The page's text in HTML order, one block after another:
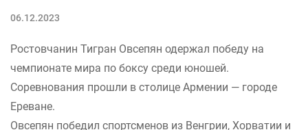
06.12.2023
Ростовчанин Тигран Овсепян одержал победу на
чемпионате мира по боксу среди юношей.
Соревнования прошли в столице Армении — городе
Ереване.
Овсепян победил спортсменов из Венгрии, Хорватии и